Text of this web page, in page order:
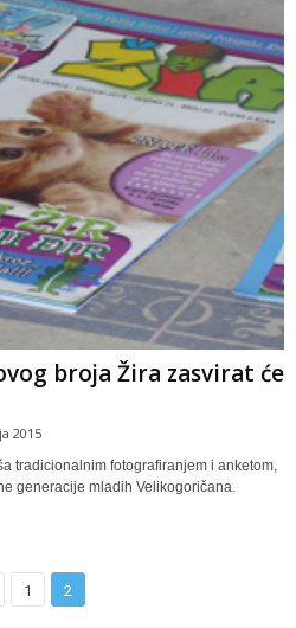
broja Žira zasvirat će
2015
tradicionalnim fotografiranjem i anketom,
generacije mladih Velikogoričana.
1 2